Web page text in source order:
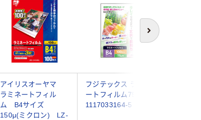
次へ
アイリスオーヤマ
ラミネートフィル
ム B4サイズ
150μ(ミクロン) LZ-
フジテックス ラミネ
ートフィルム75 B4
1117033164-5 1箱